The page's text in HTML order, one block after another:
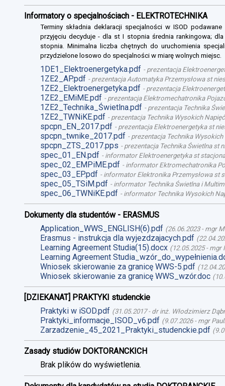
Informatory o specjalnościach - ELEKTROTECHNIKA
Terminy składnia deklaracji specjalności w ISOD
przyjęciu decyduje - dla st I stopnia średnia rankingowa;
stopnia. Minimalna liczba chętnych do uruchomienia
przydzielone losowo do specjalności w miarę wolnych miejsc.
1DE1_Elektroenergetyka.pdf - prezentacja
1ZE2_AP.pdf - prezentacja Automatyka Przemysłowa st
1ZE2_Elektroenergetyka.pdf - prezentacja
1ZE2_EMiME.pdf - prezentacja Elektromechatronika
1ZE2_Technika_Świetlna.pdf - prezentacja Technika
1ZE2_TWNiKE.pdf - prezentacja Technika Wysokich
spcpn_EN_2017.pdf - prezentacja Elektroenergetyka st
spcpn_twnike_2017.pdf - prezentacja Technika
spcpn_ZTS_2017.pps - prezentacja Technika Świetlna st
spec_01_EN.pdf - informator Elektroenergetyka st
spec_02_EMPiME.pdf - informator Ektromechatronika
spec_03_EP.pdf - informator Elektronika Przemysłowa st
spec_05_TSiM.pdf - informator Technika Świetlna i
spec_06_TWNiKE.pdf - informator Technika Wysokich
Dokumenty dla studentów - ERASMUS
Application_WWS_ENGLISH(6).pdf (26.06.2023- mgr
Erasmus - instrukcja dla wyjezdzajacych.pdf (
Learning Agreement Studia(15).docx (12.05.2025- mgr
Learning Agreement
Wniosek skierowanie za granicę WWS-5.pdf (
Wniosek skierowanie za granicę WWS_wzór.doc (
[DZIEKANAT] PRAKTYKI studenckie
Praktyki w iSOD.pdf (31.05.2017- dr inż. Włodzimierz
Praktyki_informacje_ISOD_v6.pdf (9.07.2026- mgr
Zarzadzenie_45_2021_Praktyki_studenckie.pdf (
Zasady studiów DOKTORANCKICH
Brak plików do wyświetlenia.